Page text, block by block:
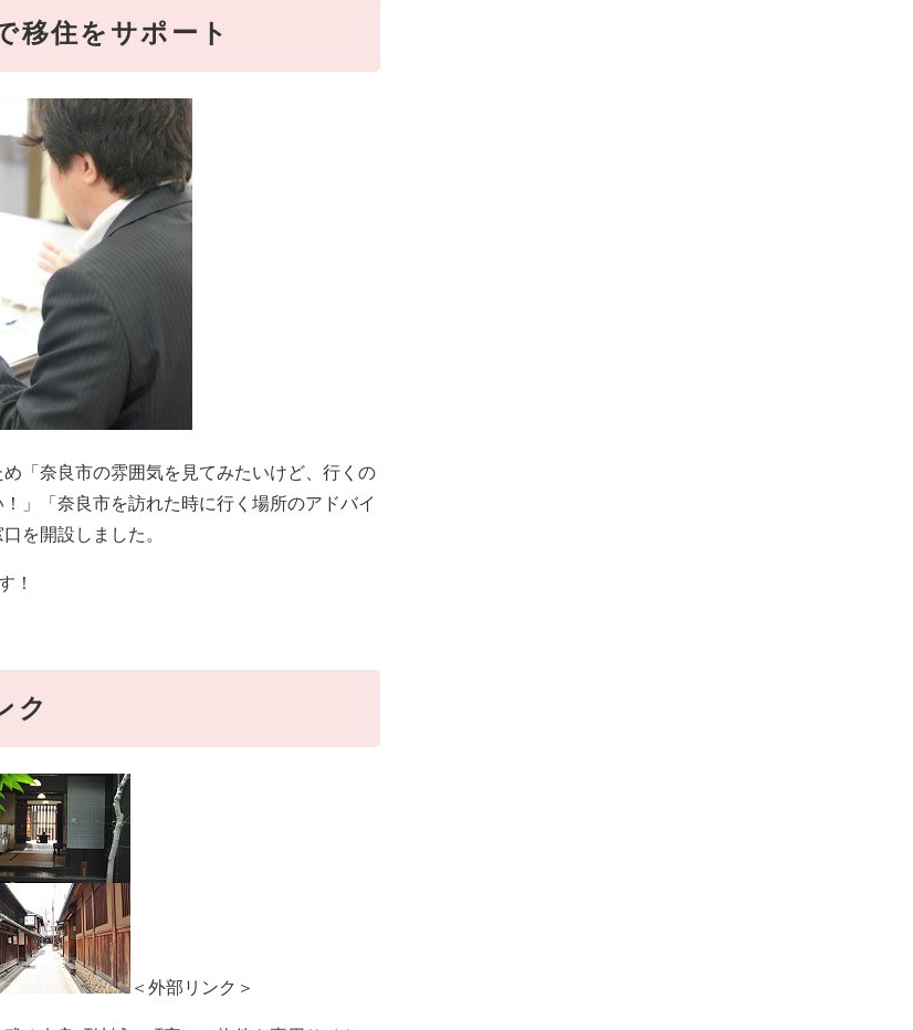
移住をサポート
「奈良市の雰囲気を見てみたいけど、行くの
」「奈良市を訪れた時に行く場所のアドバイ
を開設しました。
！
ク
＜外部リンク＞